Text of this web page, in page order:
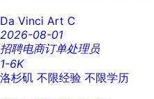
Da Vinci Art C
2026-08-01
招聘电商订单处理员
1-6K
洛杉矶 不限经验 不限学历